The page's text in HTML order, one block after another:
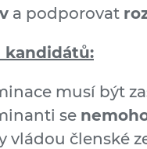
a podporovat
kandidátů:
musí být
se
vládou členské